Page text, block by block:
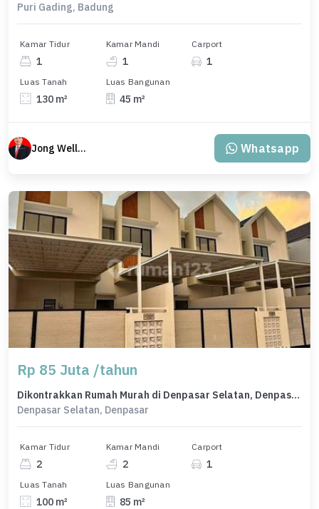
Puri Gading, Badung
Kamar Tidur
1
Kamar Mandi
1
Carport
1
Luas Tanah
130 m²
Luas Bangunan
45 m²
Jong Welly Sutrisno Whatsapp
Rp 85 Juta /tahun
Dikontrakkan Rumah Murah di Denpasar Selatan, Denpasar, LT 100m²
Denpasar Selatan, Denpasar
Kamar Tidur
2
Kamar Mandi
2
Carport
1
Luas Tanah
100 m²
Luas Bangunan
85 m²